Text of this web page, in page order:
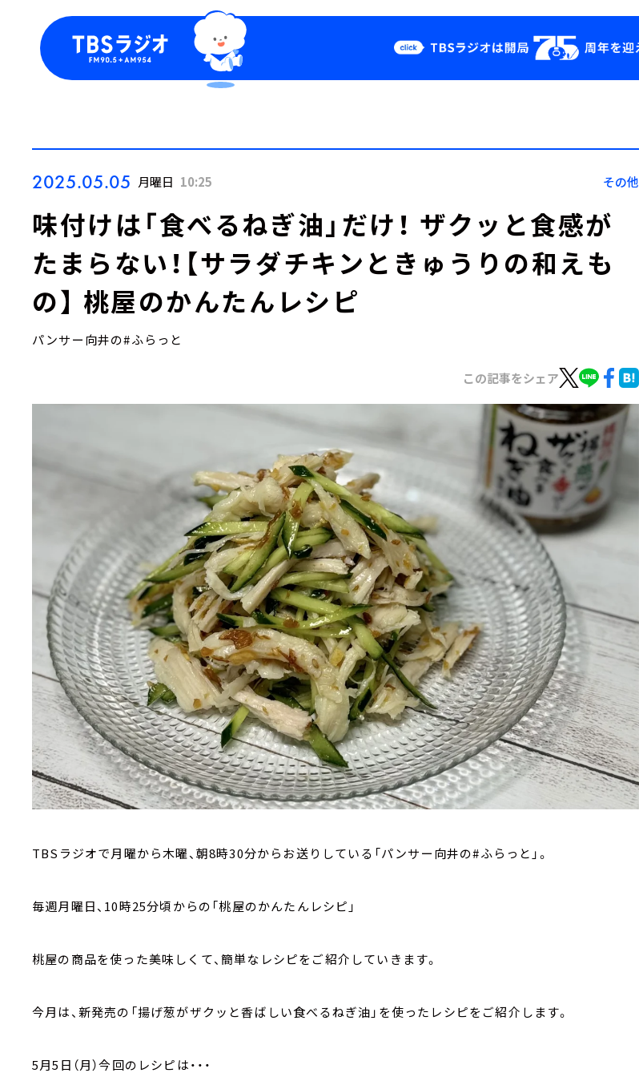
Podcast
YouTube
2025.05.05 月曜日 10:25 その他
味付けは「食べるねぎ油」だけ！ ザクッと食感が
たまらない！【サラダチキンときゅうりの和えも
の】 桃屋のかんたんレシピ
パンサー向井の#ふらっと
この記事をシェア
TBSラジオで月曜から木曜、朝8時30分からお送りしている「パンサー向井の#ふらっと」。
毎週月曜日、10時25分頃からの「桃屋のかんたんレシピ」
桃屋の商品を使った美味しくて、簡単なレシピをご紹介していきます。
今月は、新発売の「揚げ葱がザクッと香ばしい食べるねぎ油」を使ったレシピをご紹介します。
5月5日（月）今回のレシピは・・・